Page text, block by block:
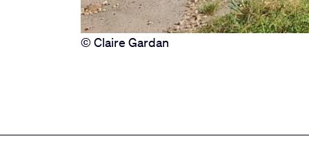
© Claire Gardan